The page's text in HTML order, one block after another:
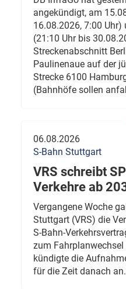
angekündigt, am
16.08.2026, 7:00
(21:10 Uhr bis
Streckenabschnitt
Paulinenaue auf der
Strecke 6100
(Bahnhöfe sollen
06.08.2026
S-Bahn Stuttgart
VRS schreibt
Verkehre ab
Vergangene Woche
Stuttgart (VRS) die
S-Bahn-
zum
kündigte die
für die Zeit danach an.